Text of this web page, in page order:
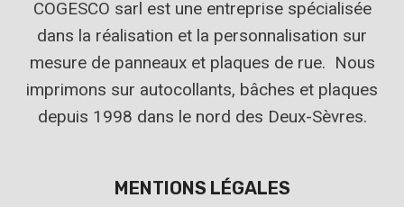
COGESCO sarl est une entreprise spécialisée
dans la réalisation et la personnalisation sur
mesure de panneaux et plaques de rue. Nous
imprimons sur autocollants, bâches et plaques
depuis 1998 dans le nord des Deux-Sèvres.
MENTIONS LÉGALES